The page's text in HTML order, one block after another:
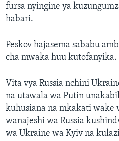
fursa nyingine ya
habari.
Peskov hajasema sababu
cha mwaka huu kutofanyika.
Vita vya Russia nchini
na utawala wa Putin
kuhusiana na mkakati wake
wanajeshi wa Russia
wa Ukraine wa Kyiv na